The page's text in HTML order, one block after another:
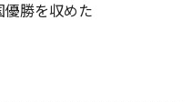
優勝を収めた